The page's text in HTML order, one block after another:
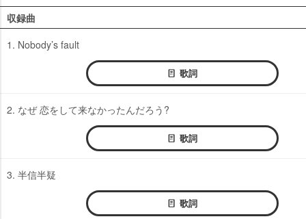
収録曲
1. Nobody’s fault
歌詞
2. なぜ 恋をして来なかったんだろう?
歌詞
3. 半信半疑
歌詞